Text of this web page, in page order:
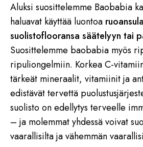
Aluksi suosittelemme Baobabia
haluavat käyttää luontoa
suolistoflooransa säätelyyn tai
Suosittelemme baobabia myös
ripuliongelmiin. Korkea C-
tärkeät mineraalit, vitamiinit ja
edistävät tervettä
suolisto on edellytys terveelle
– ja molemmat yhdessä voivat
vaarallisilta ja vähemmän